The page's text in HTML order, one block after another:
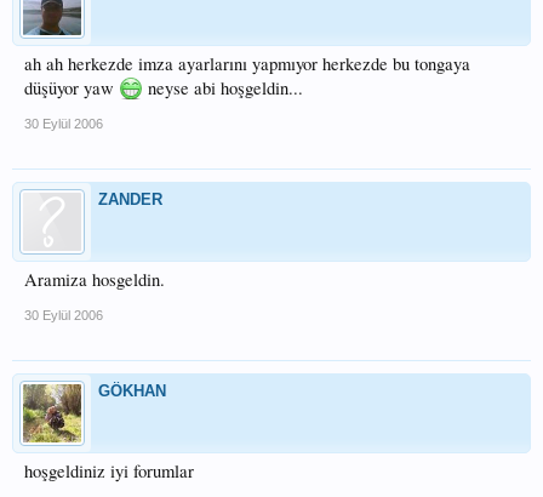
ah ah herkezde imza ayarlarını yapmıyor herkezde bu tongaya
düşüyor yaw
neyse abi hoşgeldin...
30 Eylül 2006
ZANDER
Aramiza hosgeldin.
30 Eylül 2006
GÖKHAN
hoşgeldiniz iyi forumlar